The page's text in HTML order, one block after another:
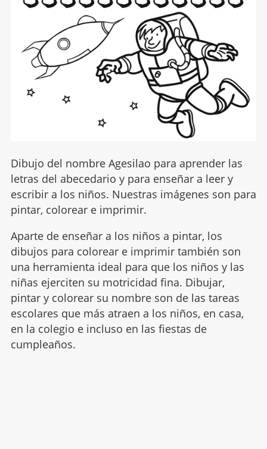
Dibujo del nombre Agesilao para aprender las
letras del abecedario y para enseñar a leer y
escribir a los niños. Nuestras imágenes son para
pintar, colorear e imprimir.
Aparte de enseñar a los niños a pintar, los
dibujos para colorear e imprimir también son
una herramienta ideal para que los niños y las
niñas ejerciten su motricidad fina. Dibujar,
pintar y colorear su nombre son de las tareas
escolares que más atraen a los niños, en casa,
en la colegio e incluso en las fiestas de
cumpleaños.